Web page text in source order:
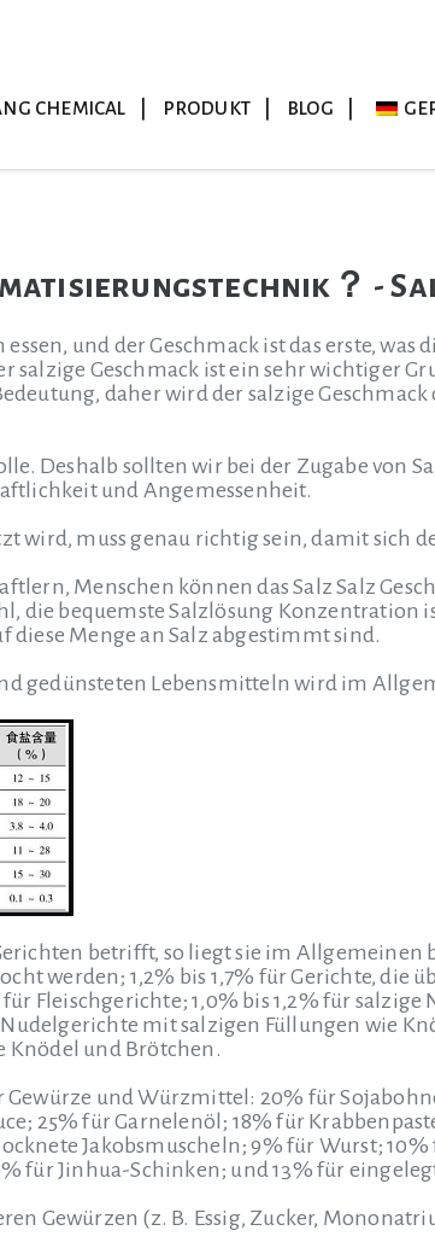
CHEMICAL PRODUKT BLOG
？ -
essen, und der Geschmack ist das erste, was
salzige Geschmack ist ein sehr wichtiger
daher wird der salzige Geschmack
Deshalb sollten wir bei der Zugabe von
und Angemessenheit.
wird, muss genau richtig sein, damit sich
Menschen können das Salz Salz
die bequemste Salzlösung Konzentration
Menge an Salz abgestimmt sind.
gedünsteten Lebensmitteln wird im
betrifft, so liegt sie im Allgemeinen
werden; 1,2% bis 1,7% für Gerichte, die
für Fleischgerichte; 1,0% bis 1,2% für
mit salzigen Füllungen wie
Knödel und Brötchen.
und Würzmittel: 20% für
25% für Garnelenöl; 18% für
Jakobsmuscheln; 9% für Wurst;
für Jinhua-Schinken; und 13% für
Gewürzen (z. B. Essig, Zucker,